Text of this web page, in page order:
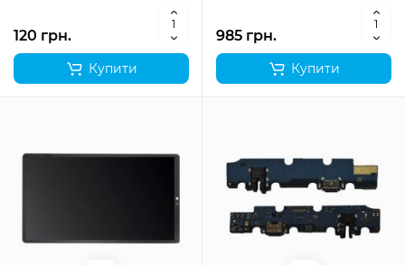
120 грн.
Купити
985 грн.
Купити